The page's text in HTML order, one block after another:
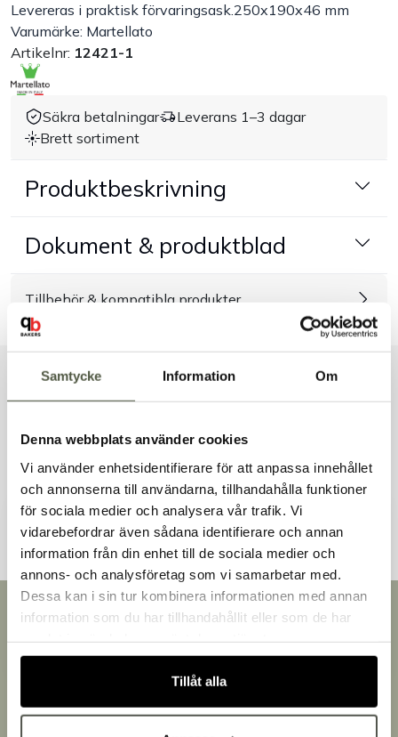
Samtycke Information Om
Denna webbplats använder cookies
Vi använder enhetsidentifierare för att anpassa innehållet
och annonserna till användarna, tillhandahålla funktioner
för sociala medier och analysera vår trafik. Vi
vidarebefordrar även sådana identifierare och annan
information från din enhet till de sociala medier och
annons- och analysföretag som vi samarbetar med.
Dessa kan i sin tur kombinera informationen med annan
information som du har tillhandahållit eller som de har
Tillåt alla
Handla efter bransch
Varumärken
Outlet
Om Bakers
Kundtjänst
Levereras i praktisk förvaringsask.250x190x46 mm
Varumärke: Martellato
Artikelnr: 12421-1
Säkra betalningar
Leverans 1–3 dagar
Brett sortiment
Produktbeskrivning
Dokument & produktblad
Tillbehör & kompatibla produkter
Liknande produkter
Andra kunder tittade även på
Snabb leverans
Brett sortiment
Över 30 000 produkter
Designat och tillverkat i Småland
Välkommen till Bakers!
Handlar du som företag eller privatperson?
Fortsätt som privatperson